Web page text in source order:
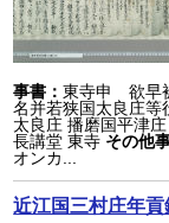
事書：東寺申 欲早
名并若狭国太良庄
太良庄 播磨国平津
長講堂 東寺 その他
オンカ...
近江国三村庄年